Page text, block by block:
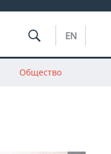
EN
Общество